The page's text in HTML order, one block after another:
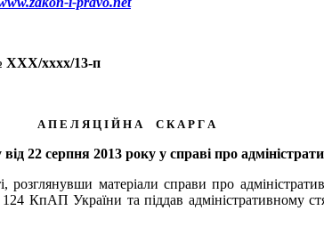
xxxx/13-п
А П Е Л Я Ц І Й Н А С К А Р Г А
від 22 серпня 2013 року у справі про
розглянувши матеріали справи про
КпАП України та піддав адміністративному